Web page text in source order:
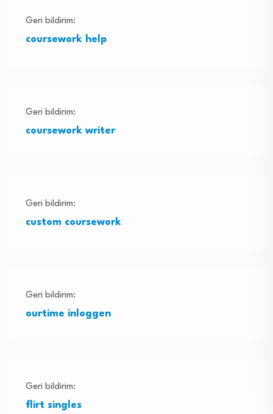
Geri bildirim:
coursework help
Geri bildirim:
coursework writer
Geri bildirim:
custom coursework
Geri bildirim:
ourtime inloggen
Geri bildirim:
flirt singles